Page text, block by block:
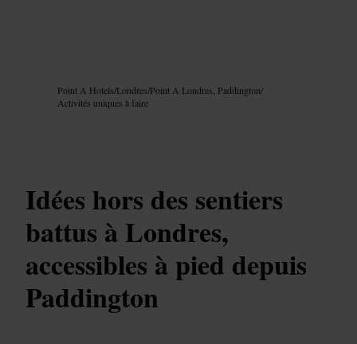
Point A Hotels/Londres/Point A Londres, Paddington/
Activités uniques à faire
Idées hors des sentiers
battus à Londres,
accessibles à pied depuis
Paddington